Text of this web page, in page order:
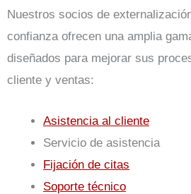
Nuestros socios de
confianza ofrecen una amplia
diseñados para mejorar sus
cliente y ventas:
Asistencia al cliente
Servicio de asistencia
Fijación de citas
Soporte técnico